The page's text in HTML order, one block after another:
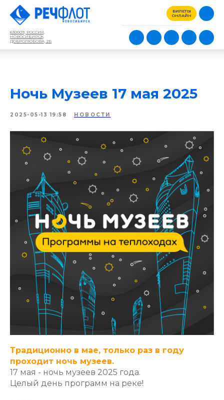
630009, РОССИЯ,
НОВОСИБИРСК,
ДОБРОЛЮБОВА, 2Б
БИЛЕТЫ
ОНЛАЙН
Ночь Музеев 17 мая 2025
2025-05-13 19:58 НОВОСТИ
Традиционно в мае, только раз в году
проходит ночь музеев.
17 мая - ночь музеев 2025 года.
Целый день программ на реке!